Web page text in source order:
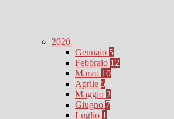
2020
Gennaio 5
Febbraio 12
Marzo 10
Aprile 5
Maggio 2
Giugno 7
Luglio 1